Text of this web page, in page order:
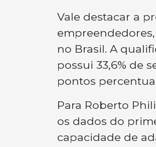
Vale destacar a
no Brasil. A
possui 33,6% de
pontos
Para Roberto
os dados do
capacidade de